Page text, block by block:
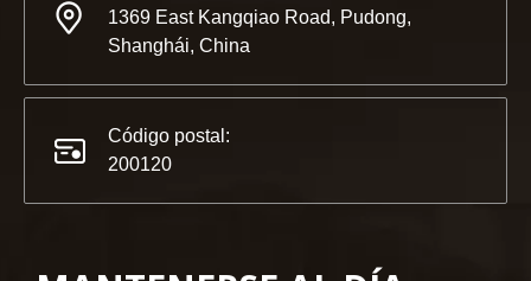
1369 East Kangqiao Road, Pudong,
Shanghái, China
Código postal:
200120